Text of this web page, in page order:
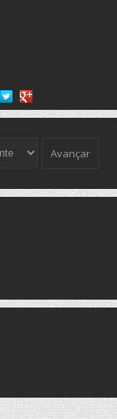
on Facebook
Share on Twitter
Share on Google+